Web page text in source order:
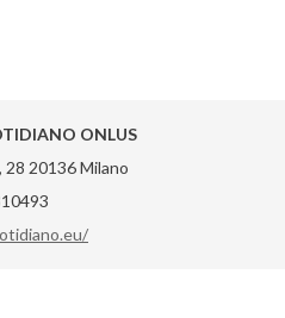
ONLUS
28 20136 Milano